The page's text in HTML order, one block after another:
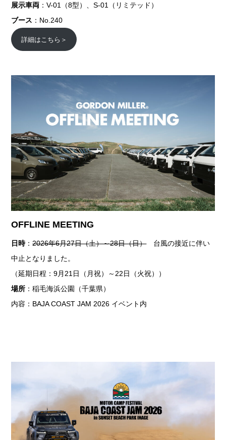
展示車両 ：V-01（8型）、S-01（リミテッド）
ブース ：No.240
詳細はこちら＞
OFFLINE MEETING
日時：2026年6月27日（土）～28日（日）台風の接近に伴い
中止となりました。
（延期日程：9月21日（月祝）～22日（火祝））
場所 ：稲毛海浜公園（千葉県）
内容：BAJA COAST JAM 2026 イベント内